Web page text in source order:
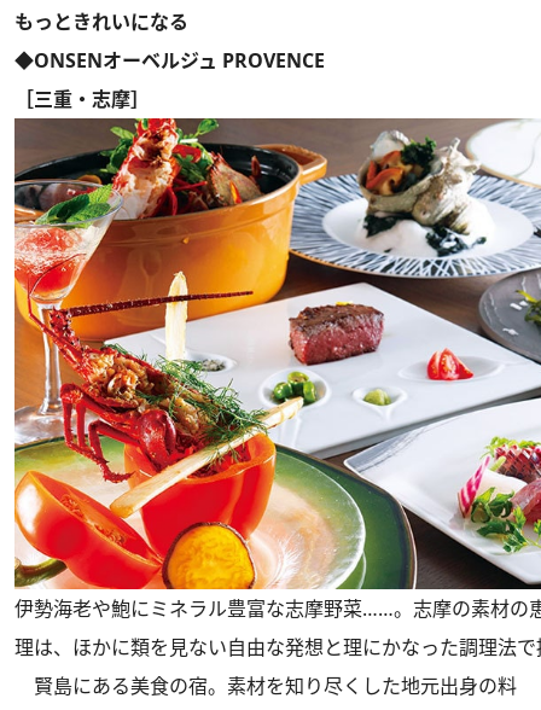
もっときれいになる
◆ONSENオーベルジュ PROVENCE
［三重・志摩］
伊勢海老や鮑にミネラル豊富な志摩野菜……。志摩の素材の
理は、ほかに類を見ない自由な発想と理にかなった調理法
賢島にある美食の宿。素材を知り尽くした地元出身の料